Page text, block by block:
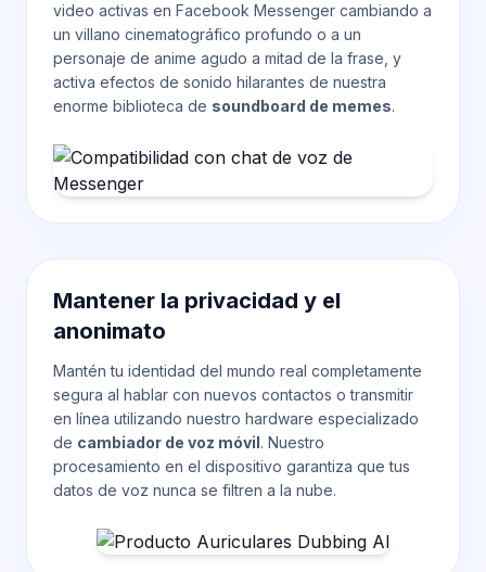
video activas en Facebook Messenger cambiando a
un villano cinematográfico profundo o a un
personaje de anime agudo a mitad de la frase, y
activa efectos de sonido hilarantes de nuestra
enorme biblioteca de soundboard de memes.
Mantener la privacidad y el
anonimato
Mantén tu identidad del mundo real completamente
segura al hablar con nuevos contactos o transmitir
en línea utilizando nuestro hardware especializado
de cambiador de voz móvil. Nuestro
procesamiento en el dispositivo garantiza que tus
datos de voz nunca se filtren a la nube.